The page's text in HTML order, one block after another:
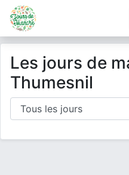
Les jours de
Thumesnil